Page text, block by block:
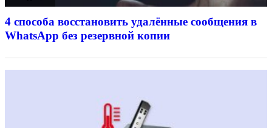
4 способа восстановить удалённые сообщения в
WhatsApp без резервной копии